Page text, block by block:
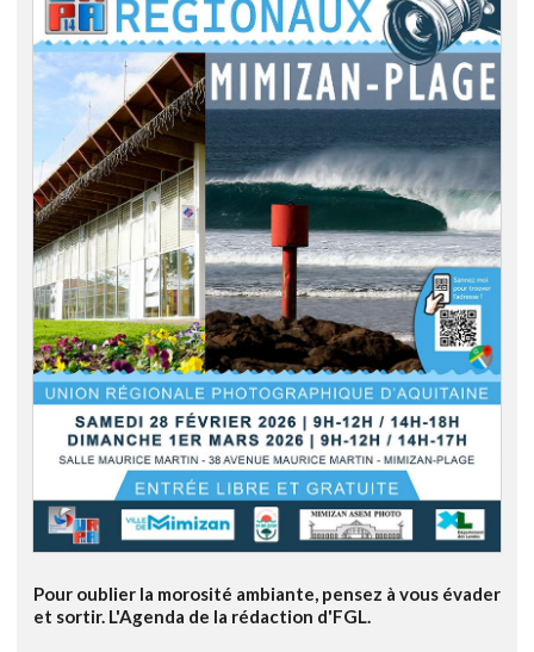
Pour oublier la morosité ambiante, pensez à vous évader
et sortir. L'Agenda de la rédaction d'FGL.